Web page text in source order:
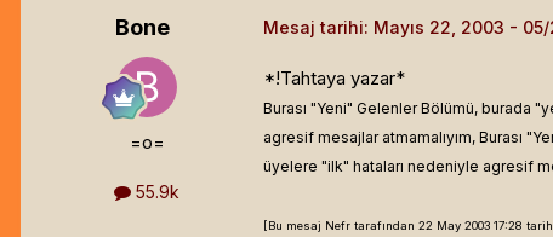
Bone
=o=
55.9k
Mesaj tarihi: Mayıs 22, 2003
*!Tahtaya yazar*
Burası "Yeni" Gelenler Bölümü, burada
agresif mesajlar atmamalıyım, Burası
üyelere "ilk" hataları nedeniyle agresif
[Bu mesaj Nefr tarafından 22 May 2003 17:28